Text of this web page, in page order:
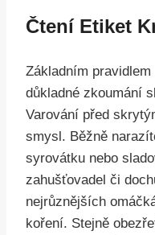
Čtení Etiket
Základním
důkladné zkoumání
Varování před
smysl. Běžně
syrovátku nebo
zahušťovadel či
nejrůznějších
koření. Stejně